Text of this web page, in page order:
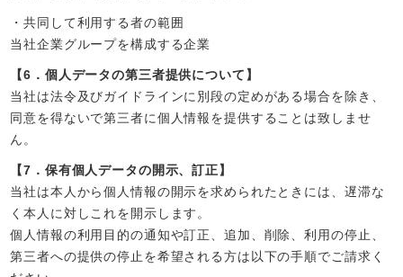
・共同して利用する者の範囲
当社企業グループを構成する企業
【6．個人データの第三者提供について】
当社は法令及びガイドラインに別段の定めがある場合を除き、
同意を得ないで第三者に個人情報を提供することは致しませ
ん。
【7．保有個人データの開示、訂正】
当社は本人から個人情報の開示を求められたときには、遅滞な
く本人に対しこれを開示します。
個人情報の利用目的の通知や訂正、追加、削除、利用の停止、
第三者への提供の停止を希望される方は以下の手順でご請求く